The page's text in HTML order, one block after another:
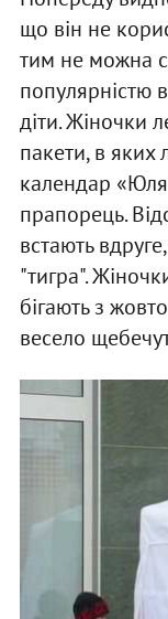
що він не
тим не можна
популярністю
діти. Жіночки
пакети, в яких
календар
прапорець.
встають
"тигра".
бігають з
весело